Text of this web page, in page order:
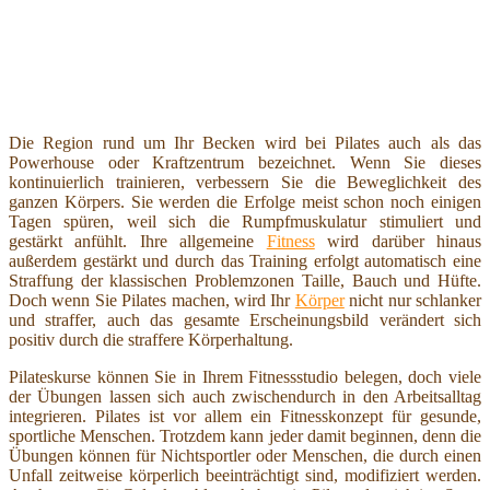
Die Region rund um Ihr Becken wird bei Pilates auch als das
Powerhouse oder Kraftzentrum bezeichnet. Wenn Sie dieses
kontinuierlich trainieren, verbessern Sie die Beweglichkeit des
ganzen Körpers. Sie werden die Erfolge meist schon noch einigen
Tagen spüren, weil sich die Rumpfmuskulatur stimuliert und
gestärkt anfühlt. Ihre allgemeine Fitnesswird darüber hinaus
außerdem gestärkt und durch das Training erfolgt automatisch eine
Straffung der klassischen Problemzonen Taille, Bauch und Hüfte.
Doch wenn Sie Pilates machen, wird Ihr Körpernicht nur schlanker
und straffer, auch das gesamte Erscheinungsbild verändert sich
positiv durch die straffere Körperhaltung.
Pilateskurse können Sie in Ihrem Fitnessstudio belegen, doch viele
der Übungen lassen sich auch zwischendurch in den Arbeitsalltag
integrieren. Pilates ist vor allem ein Fitnesskonzept für gesunde,
sportliche Menschen. Trotzdem kann jeder damit beginnen, denn die
Übungen können für Nichtsportler oder Menschen, die durch einen
Unfall zeitweise körperlich beeinträchtigt sind, modifiziert werden.